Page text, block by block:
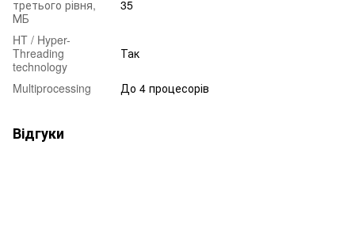
третього рівня,
МБ
35
HT / Hyper-
Threading
technology
Так
Multiprocessing До 4 процесорів
Відгуки